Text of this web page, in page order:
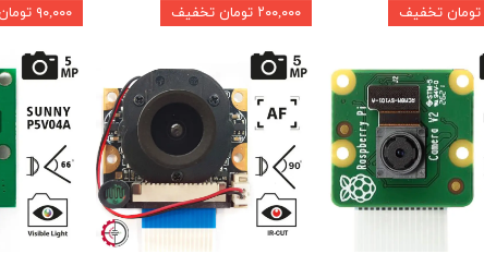
۹۰,۰۰۰ تومان تخفیف ۲۰۰,۰۰۰ تومان تخفیف